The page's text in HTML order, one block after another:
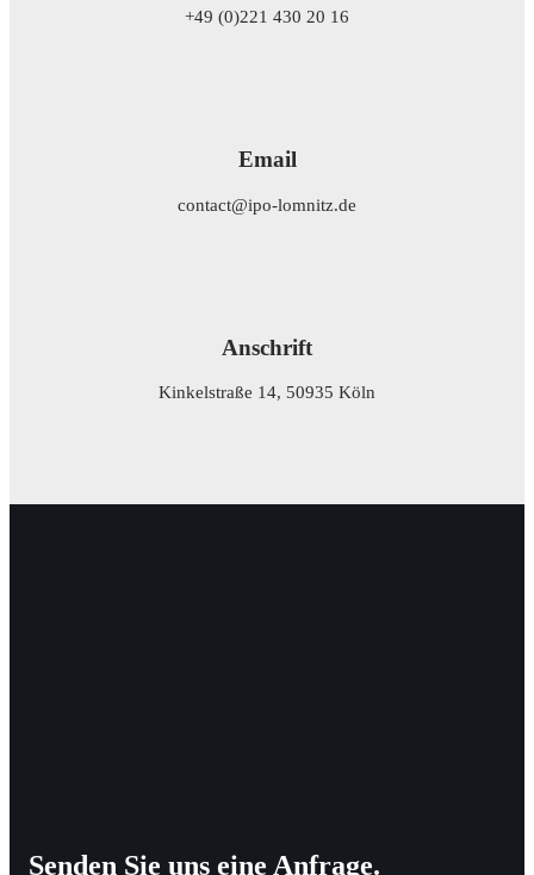
+49 (0)221 430 20 16
Email
contact@ipo-lomnitz.de
Anschrift
Kinkelstraße 14, 50935 Köln
Senden Sie uns eine Anfrage.